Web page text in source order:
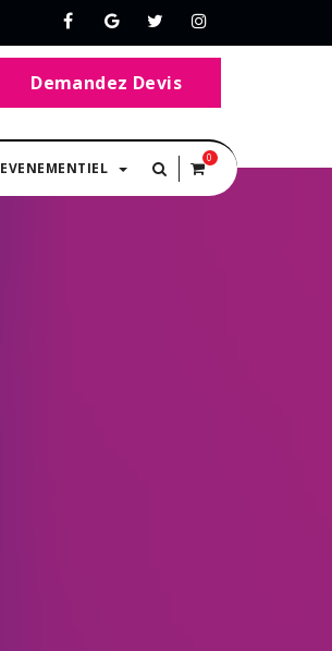
Demandez Devis
EVENEMENTIEL
0